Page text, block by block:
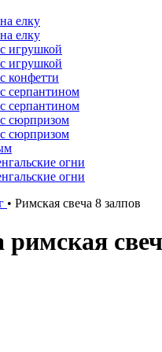
елку
елку
игрушкой
игрушкой
конфетти
серпантином
серпантином
сюрпризом
сюрпризом
огни
огни
• Римская свеча 8 залпов